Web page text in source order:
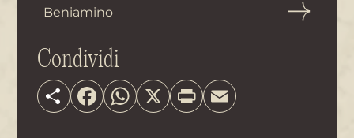
Beniamino
Condividi
ShareFacebookWhatsApp
X PrintEmail